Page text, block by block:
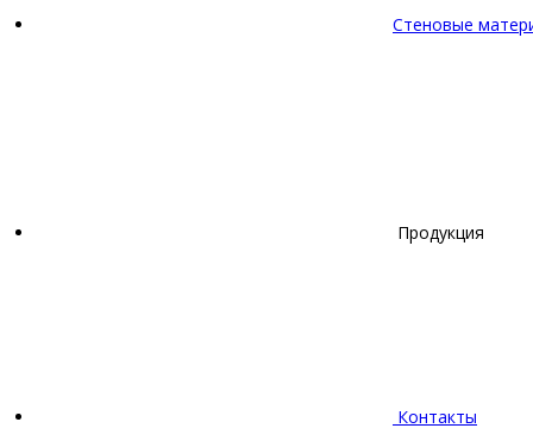
Стеновые
Продукция
Контакты